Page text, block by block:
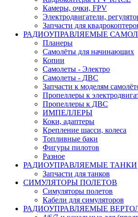
Камеры, очки, FPV
Электродвигатели,
Запчасти для
РАДИОУПРАВЛЯЕМЫЕ
Планеры
Самолёты для начинающих
Копии
Самолеты - Электро
Самолеты - ДВС
Запчасти к моделям
Пропеллеры к
Пропеллеры к ДВС
ИМПЕЛЛЕРЫ
Коки, адаптеры
Крепление шасси, колеса
Топливные баки
Фигуры пилотов
Разное
РАДИОУПРАВЛЯЕМЫЕ ТАНКИ
Запчасти для танков
СИМУЛЯТОРЫ ПОЛЕТОВ
Симуляторы полетов
Кабели для симуляторов
РАДИОУПРАВЛЯЕМЫЕ